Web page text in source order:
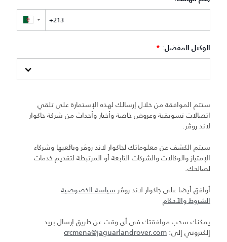
▼
الوكيل المفضل: *
ستتم الموافقة من خلال إرسالك لهذه الإستمارة على تلقي
اتصالات تسويقية وعروض خاصة وأخبار وأحداث من شركة جاكوار
لاند روڤر.
سيتم الكشف عن معلوماتك لجاكوار لاند روڤر وبائعيها وشركاء
الإمتياز والوكالات والشركات التابعة أو المرتبطة لتقديم خدمات
لصالحك.
أوافق أيضا على جاكوار لاند روڤر سياسة الخصوصية
الشروط والأحكام
يمكنك سحب موافقتك في أي وقت عن طريق إرسال بريد
إلكتروني إلى: crcmena@jaguarlandrover.com